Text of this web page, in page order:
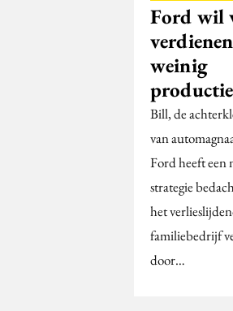
Ford wil
weinig
productie
Bill, de
van
Ford heeft een
strategie
het
familiebedrijf
door…